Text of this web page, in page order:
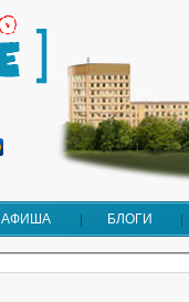
АФИША БЛОГИ